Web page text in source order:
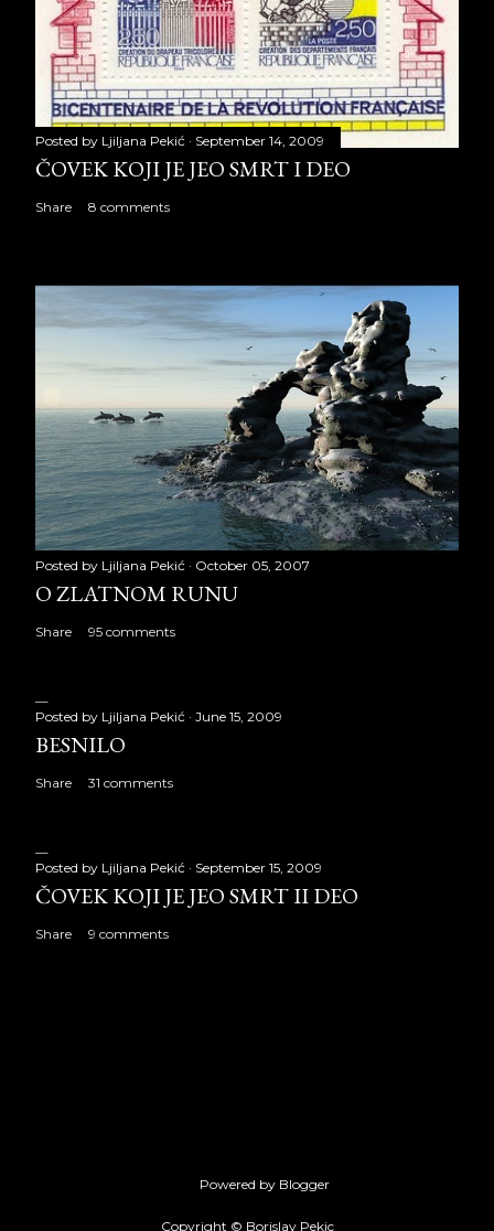
Posted by Ljiljana Pekić September 14, 2009
ČOVEK KOJI JE JEO SMRT I DEO
Share 8 comments
Posted by Ljiljana Pekić October 05, 2007
O ZLATNOM RUNU
Share 95 comments
Posted by Ljiljana Pekić June 15, 2009
BESNILO
Share 31 comments
Posted by Ljiljana Pekić September 15, 2009
ČOVEK KOJI JE JEO SMRT II DEO
Share 9 comments
Powered by Blogger
Copyright © Borislav Pekic